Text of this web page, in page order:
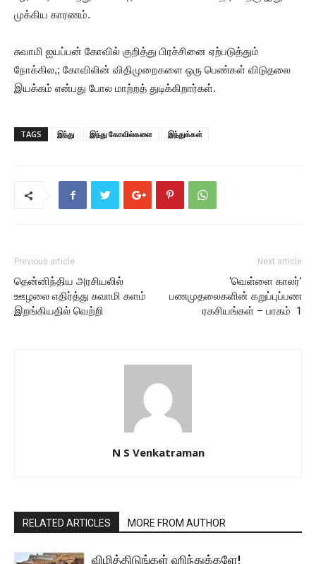
முக்கிய காரணம்.
சுவாமி ஐயப்பன் கோவில் குறித்து பிரச்சினை ஏற்படுத்தும்
நோக்கில,; கோவிலின் விதிமுறைகளை ஒரு பெண்கள் விடுதலை
இயக்கம் என்பது போல மாற்றத் துடிக்கிறார்கள்.
TAGS இந்து இந்து கோவில்களை இந்துக்கள்
Previous article
தென்னிந்திய அரசியலில்
ஊழலை எதிர்த்து சுவாமி களம்
இறங்கியதில் வெற்றி
Next article
‘வெள்ளை காலர்’
பணமுதலைகளின் கறுப்புப்பண
ரகசியங்கள் – பாகம் 1
N S Venkatraman
RELATED ARTICLES MORE FROM AUTHOR
விழித்திடுங்கள் ஹிந்துக்களே!